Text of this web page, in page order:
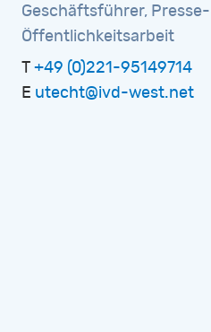
Geschäftsführer, Presse-
Öffentlichkeitsarbeit
T +49 (0)221-95149714
E utecht@ivd-west.net